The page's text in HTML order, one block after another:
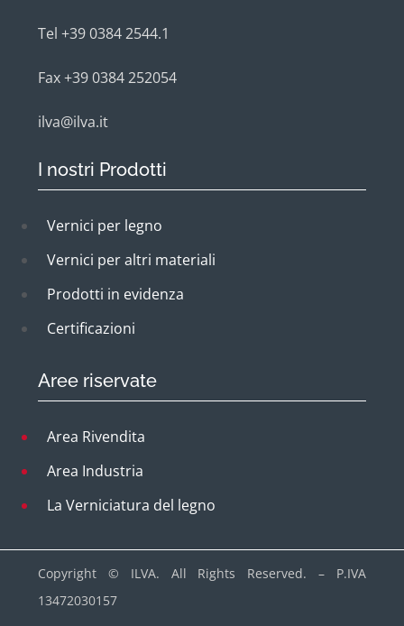
Tel +39 0384 2544.1
Fax +39 0384 252054
ilva@ilva.it
I nostri Prodotti
Vernici per legno
Vernici per altri materiali
Prodotti in evidenza
Certificazioni
Aree riservate
Area Rivendita
Area Industria
La Verniciatura del legno
Copyright © ILVA. All Rights Reserved. – P.IVA
13472030157